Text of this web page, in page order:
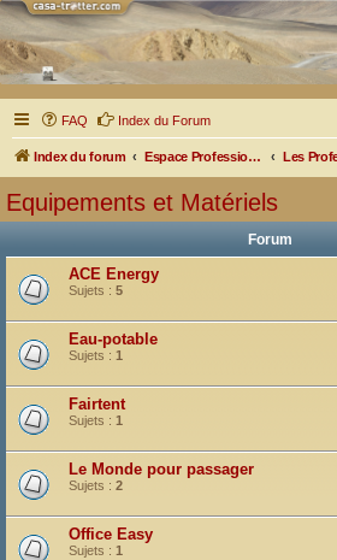
FAQ Index du Forum
Index du forum Espace Professionnel
Equipements et Matériels
Forum
ACE Energy
Sujets : 5
Eau-potable
Sujets : 1
Fairtent
Sujets : 1
Le Monde pour passager
Sujets : 2
Office Easy
Sujets : 1